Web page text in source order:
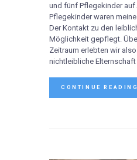
und fünf Pflegekinder
Pflegekinder waren
Der Kontakt zu den
Möglichkeit gepflegt.
Zeitraum erlebten wir
nichtleibliche
CONTINUE READING